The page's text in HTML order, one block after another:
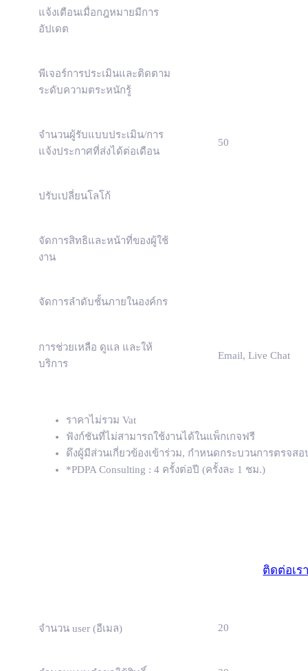
แจ้งเตือนเมื่อกฎหมายมีการ
อัปเดต
พีเจอร์การประเมินและติดตาม
ระดับความตระหนักรู้
จำนวนผู้รับแบบประเมิน/การ
แจ้งประกาศที่ส่งได้ต่อเดือน
50
ปรับเปลี่ยนโลโก้
จัดการสิทธิและหน้าที่ของผู้ใช้
งาน
จัดการลำดับชั้นภายในองค์กร
การช่วยเหลือ ดูแล และให้
บริการ
Email, Live Chat
ราคาไม่รวม Vat
ฟังก์ชันที่ไม่สามารถใช้งานได้ในแพ็กเกจฟรี
ดึงผู้มีส่วนเกี่ยวข้องเข้าร่วม, กำหนดกระบวนการตรจส
*PDPA Consulting : 4 ครั้งต่อปี (ครั้งละ 1 ชม.)
ติดต่อเร
จำนวน user (อีเมล) 20